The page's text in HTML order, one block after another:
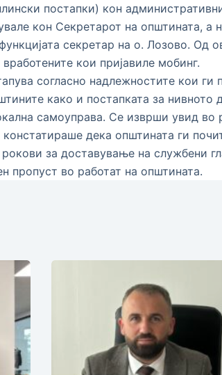
постапки) кон
кон Секретарот на општината, а
секретар на о. Лозово. Од
кои пријавиле мобинг.
согласно надлежностите кои ги
како и постапката за нивното
самоуправа. Се изврши увид во
дека општината ги
за доставување на службени
пропуст во работат на општината.